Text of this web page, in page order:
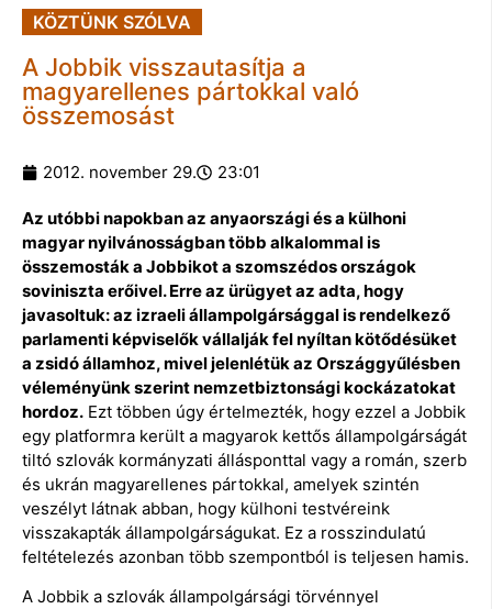
KÖZTÜNK SZÓLVA
A Jobbik visszautasítja a
magyarellenes pártokkal való
összemosást
2012. november 29. 23:01
Az utóbbi napokban az anyaországi és a külhoni
magyar nyilvánosságban több alkalommal is
összemosták a Jobbikot a szomszédos országok
soviniszta erőivel. Erre az ürügyet az adta, hogy
javasoltuk: az izraeli állampolgársággal is rendelkező
parlamenti képviselők vállalják fel nyíltan kötődésüket
a zsidó államhoz, mivel jelenlétük az Országgyűlésben
véleményünk szerint nemzetbiztonsági kockázatokat
hordoz. Ezt többen úgy értelmezték, hogy ezzel a Jobbik
egy platformra került a magyarok kettős állampolgárságát
tiltó szlovák kormányzati állásponttal vagy a román, szerb
és ukrán magyarellenes pártokkal, amelyek szintén
veszélyt látnak abban, hogy külhoni testvéreink
visszakapták állampolgárságukat. Ez a rosszindulatú
feltételezés azonban több szempontból is teljesen hamis.
A Jobbik a szlovák állampolgársági törvénnyel